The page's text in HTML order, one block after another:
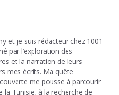
et je suis rédacteur chez 1001
par l’exploration des
et la narration de leurs
mes écrits. Ma quête
me pousse à parcourir
la Tunisie, à la recherche de